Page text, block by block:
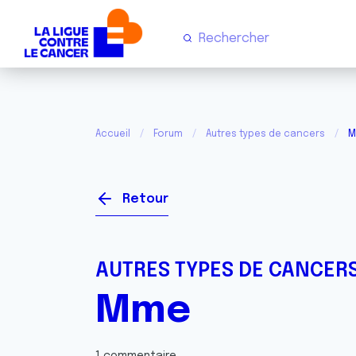
Accueil Forum Autres types de cancers
Retour
AUTRES TYPES DE
Mme